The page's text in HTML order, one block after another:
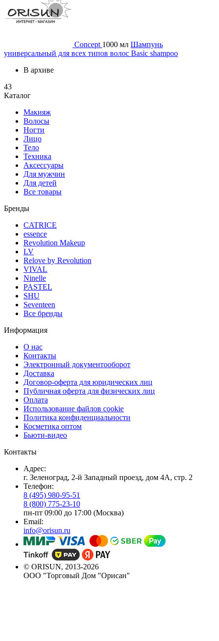
Concept 1000 мл Шампунь
универсальный для всех типов волос Basic shampoo
В архиве
43
Каталог
Макияж
Волосы
Ногти
Лицо
Тело
Техника
Аксессуары
Для мужчин
Для детей
Все товары
Бренды
CATRICE
essence
Revolution Makeup
LV
Relove by Revolution
VIVAL
Ninelle
PASTEL
SHU
Seventeen
Все бренды
Информация
О нас
Контакты
Электронный документооборот
Доставка
Договор-оферта для юридических лиц
Публичная оферта для физических лиц
Оплата
Использование файлов cookie
Политика конфиденциальности
Косметика оптом
Бьюти-видео
Контакты
Адрес:
г. Зеленоград, 2-й Западный проезд, дом 4А, стр. 2
Телефон:
8 (495) 980-95-51
8 (800) 775-23-10
пн-пт 09:00 до 17:00 (Москва)
Email:
info@orisun.ru
© ORISUN, 2013-2026
ООО "Торговый Дом "Орисан"